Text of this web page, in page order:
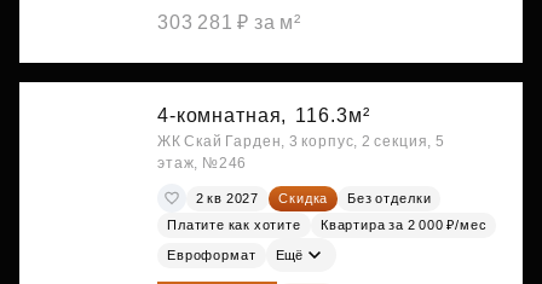
303 281 ₽ за м²
4-комнатная, 116.3м²
ЖК Скай Гарден, 3 корпус, 2 секция, 5
этаж, №246
2 кв 2027 Скидка
Без отделки
Платите как хотите
Квартира за 2 000 ₽/мес
Евроформат Ещё